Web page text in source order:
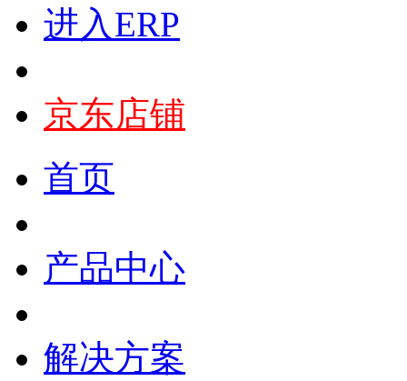
进入ERP
京东店铺
首页
产品中心
解决方案